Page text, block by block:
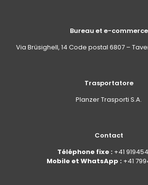
Bureau et e-commerce
Via Brüsighell, 14 Code postal 6807 –
Trasportatore
Planzer Trasporti S.A.
Contact
Téléphone fixe : +41
Mobile et WhatsApp : +41